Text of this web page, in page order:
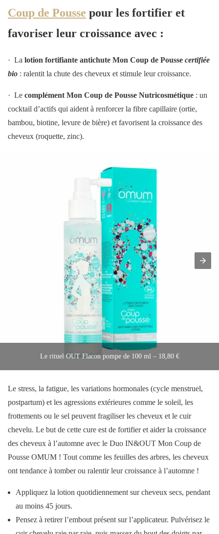
Coup de Pousse pour les fortifier et
favoriser leur croissance avec :
· La lotion fortifiante antichute Mon Coup de Pousse certifiée
bio : ralentit la chute des cheveux et stimule leur croissance.
· Le complément Mon Coup de Pousse Nutricosmétique : un
cocktail d’actifs qui aident à renforcer la fibre capillaire (ortie,
bambou, biotine, levure de bière) et favorisent la croissance des
cheveux (roquette, zinc).
Le rituel OUT Flacon pompe de 100 ml – 18,80 €
Le stress, la fatigue, les variations hormonales (cycle menstruel,
postpartum) et les agressions extérieures comme le soleil, les
frottements ou le sel peuvent fragiliser les cheveux et le cuir
chevelu. Le but de cette cure est de fortifier et aider la croissance
des cheveux à l’automne avec le Duo IN&OUT Mon Coup de
Pousse OMUM ! Tout comme les feuilles des arbres, les cheveux
ont tendance à tomber ou ralentir leur croissance à l’automne !
Appliquez la lotion quotidiennement sur cheveux secs, pendant
au moins 45 jours.
Pensez à retirer l’embout présent sur l’applicateur. Pulvérisez le